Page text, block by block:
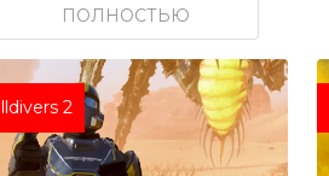
ПОЛНОСТЬЮ
2